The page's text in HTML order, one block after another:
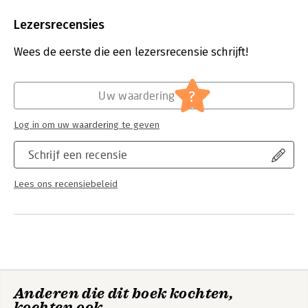
Uitgever:
Verschijningsdatum:
14-8-2018
Lezersrecensies
Wees de eerste die een lezersrecensie schrijft!
Schrijf een recensie
Lees ons recensiebeleid
Uw waardering ?
Log in om uw waardering te geven
Anderen die dit boek kochten,